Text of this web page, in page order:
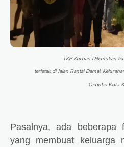
TKP Korban Ditemukan
terletak di Jalan Rantai Damai,
Oebobo Kota
Pasalnya, ada beberapa
yang membuat keluarga